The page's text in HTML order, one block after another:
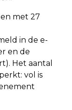
met 27
in de e-
en de
Het aantal
vol is